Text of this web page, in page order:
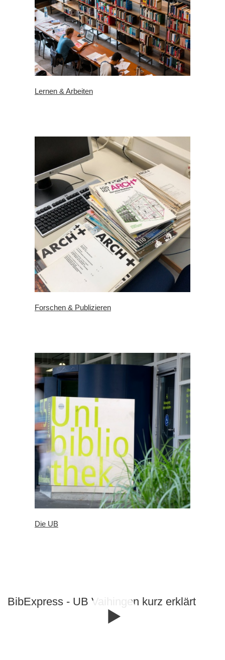
Lernen & Arbeiten
Forschen & Publizieren
Die UB
BibExpress - UB Vaihingen kurz erklärt